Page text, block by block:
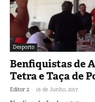
Desporto
Benfiquistas de
Tetra e Taça de
Editor 2 - 16 de Junho, 2017